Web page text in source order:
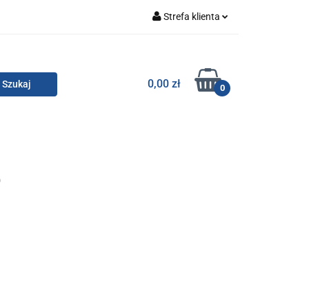
Strefa klienta
Zarejestruj się
Dodaj zgłoszenie
0,00 zł 0
SMC